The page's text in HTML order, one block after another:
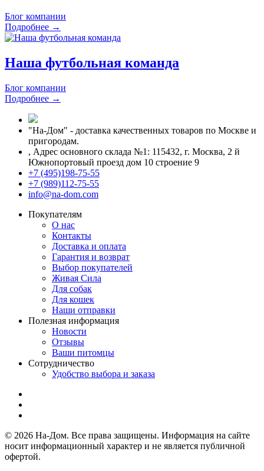
Блог компании
Подробнее →
Наша футбольная команда
Блог компании
Подробнее →
"На-Дом" - доставка качественных товаров по Москве и
пригородам.
, Адрес основного склада №1: 115432, г. Москва, 2 й
Южнопортовый проезд дом 10 строение 9
+7 (495)198-75-55
+7 (989)112-75-55
info@na-dom.com
Покупателям
О нас
Контакты
Доставка и оплата
Гарантия и возврат
Выбор покупателей
Живая Сила
Для собак
Для кошек
Наши отправки
Полезная информация
Новости
Отзывы
Ваши питомцы
Сотрудничество
Удобство выбора и заказа
© 2026 На-Дом. Все права защищены. Информация на сайте
носит информационный характер и не является публичной
офертой.